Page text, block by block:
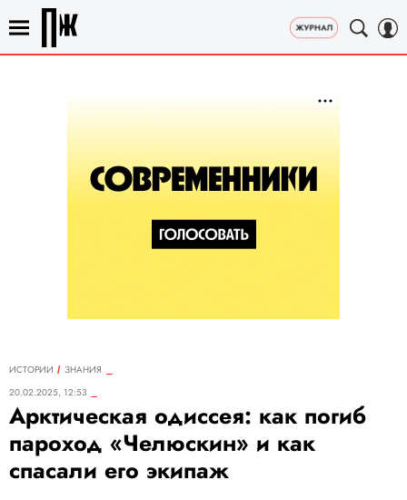
ИСТОРИИ
ЗНАНИЯ
20.02.2025, 12:53
Арктическая одиссея: как погиб
пароход «Челюскин» и как
спасали его экипаж